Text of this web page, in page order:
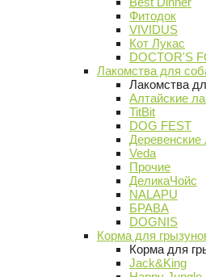
Фитодок
VIVIDUS
Кот Лукас
DOCTOR'S
Лакомства для
Лакомства
Алтайские
TitBit
DOG FEST
Деревенские
Veda
Прочие
ДеликаЧойс
NALAPU
БРАВА
DOGNIS
Корма для
Корма для
Jack&King